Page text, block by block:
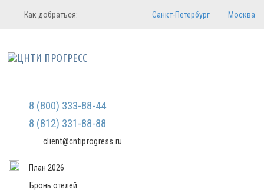
Регистрация
Мы не передаем ваши данные
третьим лицам и не рассылаем
Вход в систему
Пароль
Войти в кабинет
Как добраться: Санкт-Петербург Москва
8 (800) 333-88-44
8 (812) 331-88-88
client@cntiprogress.ru
План 2026
Бронь отелей